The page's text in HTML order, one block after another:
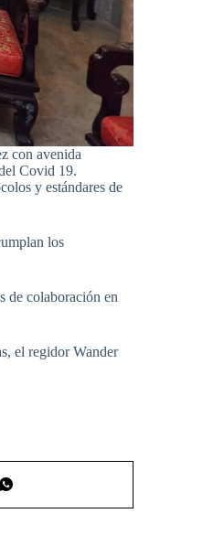
con avenida
Covid 19.
y estándares de
los
de colaboración en
el regidor Wander